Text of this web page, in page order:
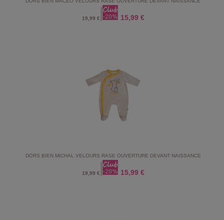
19,99 € 15,99 €
DORS BIEN MICHAL VELOURS RASE OUVERTURE DEVANT NAISSANCE
19,99 € 15,99 €